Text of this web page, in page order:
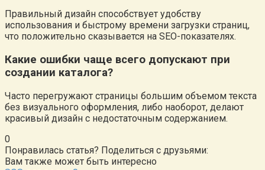
Правильный дизайн способствует удобству
использования и быстрому времени загрузки страниц,
что положительно сказывается на SEO-показателях.
Какие ошибки чаще всего допускают при
создании каталога?
Часто перегружают страницы большим объемом текста
без визуального оформления, либо наоборот, делают
красивый дизайн с недостаточным содержанием.
0
Понравилась статья? Поделиться с друзьями:
Вам также может быть интересно